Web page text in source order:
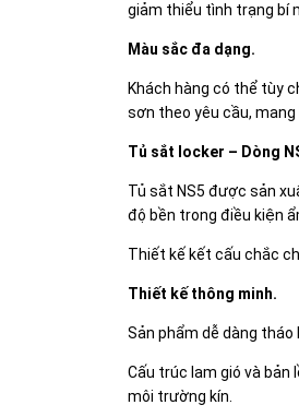
giảm thiểu tình trạng bí
Màu sắc đa dạng.
Khách hàng có thể tùy
sơn theo yêu cầu,
Tủ sắt locker – Dòng
Tủ sắt NS5 được sản
độ bền trong điều kiện
Thiết kế kết cấu chắc
Thiết kế thông minh.
Sản phẩm dễ dàng
Cấu trúc lam gió và bản
môi trường kín.